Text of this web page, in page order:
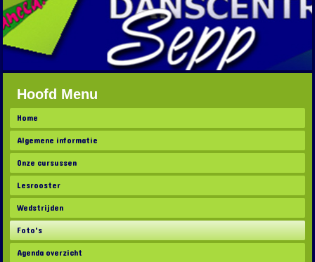
Hoofd Menu
Home
Algemene informatie
Onze cursussen
Lesrooster
Wedstrijden
Foto's
Agenda overzicht